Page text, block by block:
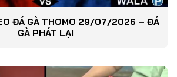
ĐÁ GÀ THOMO 29/07/2026 – ĐÁ
GÀ PHÁT LẠI